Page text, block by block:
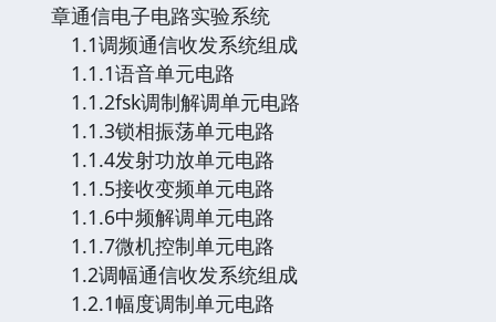
章通信电子电路实验系统
1.1调频通信收发系统组成
1.1.1语音单元电路
1.1.2fsk调制解调单元电路
1.1.3锁相振荡单元电路
1.1.4发射功放单元电路
1.1.5接收变频单元电路
1.1.6中频解调单元电路
1.1.7微机控制单元电路
1.2调幅通信收发系统组成
1.2.1幅度调制单元电路